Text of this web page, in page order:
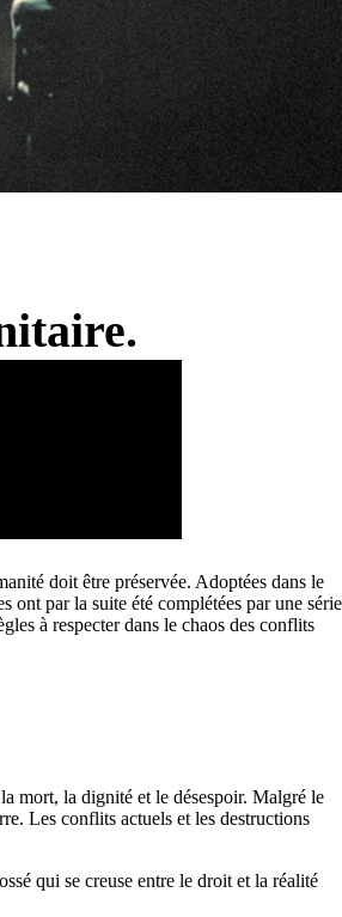
doit être préservée. Adoptées dans le
ont par la suite été complétées par une série
à respecter dans le chaos des conflits
mort, la dignité et le désespoir. Malgré le
Les conflits actuels et les destructions
qui se creuse entre le droit et la réalité